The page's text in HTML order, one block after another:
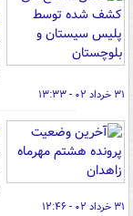
۳۱ خرداد ۰۲ - ۱۳:۳۳
۳۱ خرداد ۰۲ - ۱۲:۴۶